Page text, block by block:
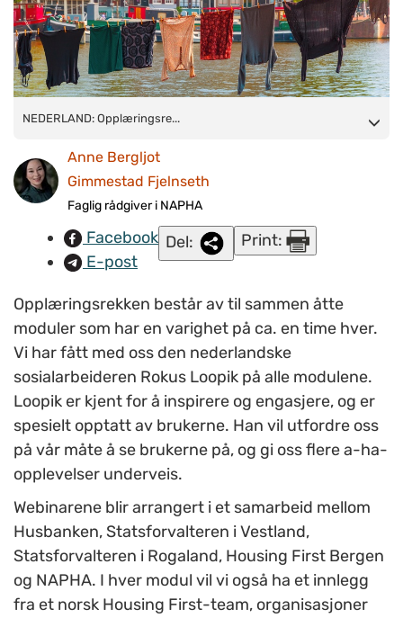
NEDERLAND: Opplæringsrekken består av åtte moduler. Rokus
internasjonalt anerkjent ekspert på feltet, og har erfaring fra
arbeid med Housing First i Nederland.
www.colourbox.com
NEDERLAND: Opplæringsre...
Anne Bergljot
Gimmestad Fjelnseth
Faglig rådgiver i NAPHA
Facebook
E-post
Del: Print:
Opplæringsrekken består av til sammen åtte
moduler som har en varighet på ca. en time hver.
Vi har fått med oss den nederlandske
sosialarbeideren Rokus Loopik på alle modulene.
Loopik er kjent for å inspirere og engasjere, og er
spesielt opptatt av brukerne. Han vil utfordre oss
på vår måte å se brukerne på, og gi oss flere a-ha-
opplevelser underveis.
Webinarene blir arrangert i et samarbeid mellom
Husbanken, Statsforvalteren i Vestland,
Statsforvalteren i Rogaland, Housing First Bergen
og NAPHA. I hver modul vil vi også ha et innlegg
fra et norsk Housing First-team, organisasjoner